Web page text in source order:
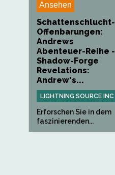
Ansehen
Schattenschlucht-
Offenbarungen:
Andrews
Abenteuer-Reihe -
Shadow-Forge
Revelations:
Andrew's...
LIGHTNING SOURCE INC
Erforschen Sie in dem
faszinierenden...